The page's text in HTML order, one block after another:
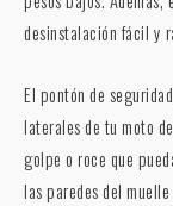
desinstalación fácil y
El pontón de
laterales de tu moto
golpe o roce que
las paredes del